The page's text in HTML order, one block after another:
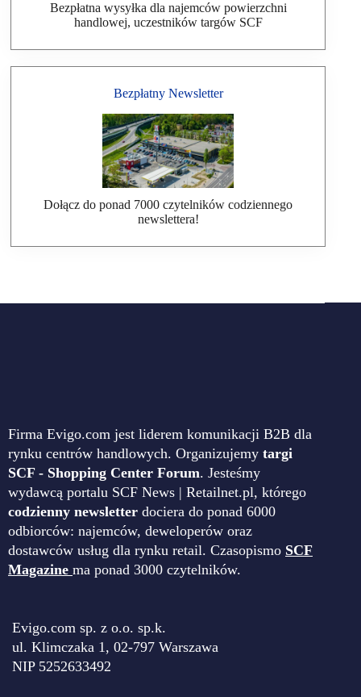
Bezpłatna wysyłka dla najemców powierzchni
handlowej, uczestników targów SCF
Bezpłatny Newsletter
Dołącz do ponad 7000 czytelników codziennego
newslettera!
Firma Evigo.com jest liderem komunikacji B2B dla
rynku centrów handlowych. Organizujemy targi
SCF - Shopping Center Forum. Jesteśmy
wydawcą portalu SCF News | Retailnet.pl, którego
codzienny newsletter dociera do ponad 6000
odbiorców: najemców, deweloperów oraz
dostawców usług dla rynku retail. Czasopismo SCF
Magazine ma ponad 3000 czytelników.
Evigo.com sp. z o.o. sp.k.
ul. Klimczaka 1, 02-797 Warszawa
NIP 5252633492